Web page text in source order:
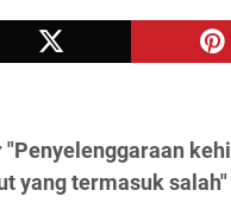
"Penyelenggaraan
yang termasuk salah"